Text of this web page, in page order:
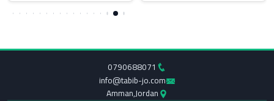
0790688071
info@tabib-jo.com
Amman,Jordan